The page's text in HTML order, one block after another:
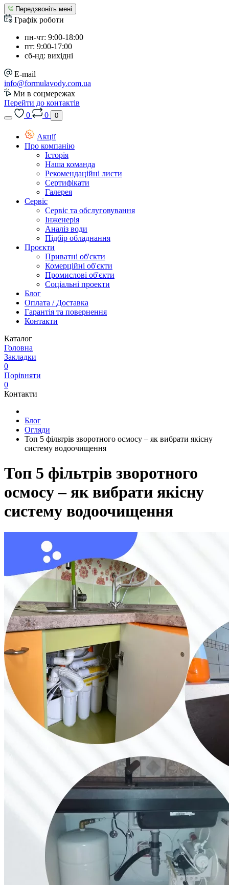
Передзвоніть мені
Графік роботи
пн-чт: 9:00-18:00
пт: 9:00-17:00
сб-нд: вихідні
E-mail
info@formulavody.com.ua
Ми в соцмережах
Перейти до контактів
0
0 0
Акції
Про компанію
Історія
Наша команда
Рекомендаційні листи
Сертифікати
Галерея
Сервіс
Сервіс та обслуговування
Інженерія
Аналіз води
Підбір обладнання
Проєкти
Приватні об'єкти
Комерційні об'єкти
Промислові об'єкти
Соціальні проекти
Блог
Оплата / Доставка
Гарантія та повернення
Контакти
Каталог
Головна
Закладки
0
Порівняти
0
Контакти
Блог
Огляди
Топ 5 фільтрів зворотного осмосу – як вибрати якісну
систему водоочищення
Топ 5 фільтрів зворотного
осмосу – як вибрати якісну
систему водоочищення